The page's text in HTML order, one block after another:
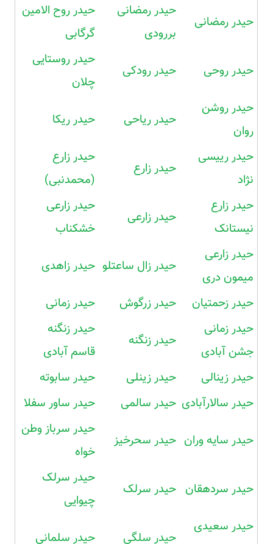
حیدر رمضانی
حیدر رمضانی
بررودی
حیدر روح الامین
گرگابی
حیدر روحی حیدر رودکی
حیدر روستایی
چلان
حیدر روشن
روان
حیدر ریاحی حیدر ریکا
حیدر رییسی
نژاد
حیدر زارع
حیدر زارع
(محمدنبی)
حیدر زارع
نیستانک
حیدر زارعی
حیدر زارعی
خشکناب
حیدر زارعی
میمون دری
حیدر زال ساعتلو حیدر زاهدی
حیدر زحمتیان حیدر زرگوش
حیدر زمانی
حیدر زمانی
جشن آبادی
حیدر زنگنه
حیدر زنگنه
قاسم آبادی
حیدر زینالی
حیدر زینلی
حیدر سابوته
حیدر سالارآبادی حیدر سالمی حیدر ساور سفلا
حیدر سایه وران حیدر سحرخیز
حیدر سرباز وطن
خواه
حیدر سردهقان حیدر سرلک
حیدر سرلک
چیوایی
حیدر سعیدی
حیدر سلگی حیدر سلمانی